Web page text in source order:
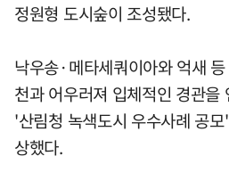
정원형 도시숲이 조성됐다.
낙우송·메타세쿼이아와 억새
천과 어우러져 입체적인 경관을
'산림청 녹색도시 우수사례 공
상했다.